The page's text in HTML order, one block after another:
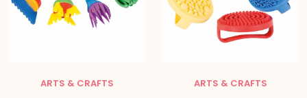
ARTS & CRAFTS ARTS & CRAFTS